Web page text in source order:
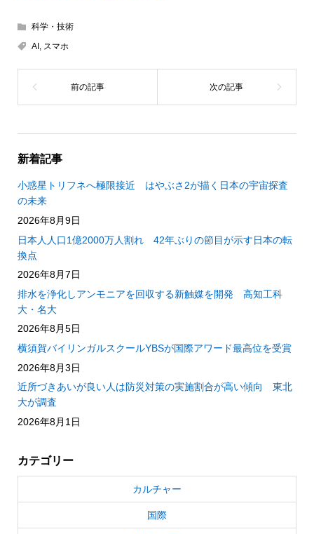
科学・技術
AI , スマホ
新着記事
小惑星トリフネへ極限接近 はやぶさ2が描く日本の宇宙探査
の未来
2026年8月9日
日本人人口1億2000万人割れ 42年ぶりの節目が示す日本の転
換点
2026年8月7日
排水を浄化しアンモニアを回収する新触媒を開発 高知工科
大・名大
2026年8月5日
横須賀バイリンガルスクールYBSが国際アワード最高位を受賞
2026年8月3日
近所づきあいが良い人は防災対策の実施割合が高い傾向 東北
大が調査
2026年8月1日
カテゴリー
カルチャー
国際